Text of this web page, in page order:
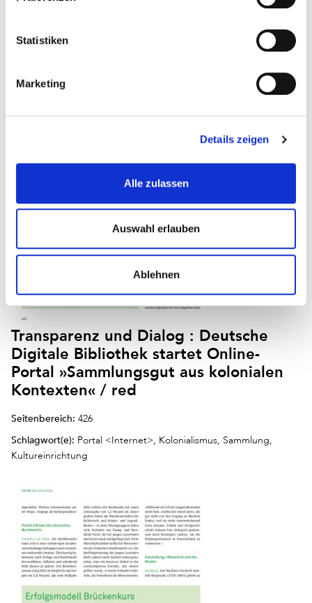
Statistiken
Marketing
Details zeigen
Alle zulassen
Auswahl erlauben
Ablehnen
Schlagwort(e):
Transparenz und Dialog : Deutsche
Digitale Bibliothek startet Online-
Portal »Sammlungsgut aus kolonialen
Kontexten« / red
Seitenbereich: 426
Schlagwort(e): Portal <Internet>, Kolonialismus, Sammlung,
Kultureinrichtung